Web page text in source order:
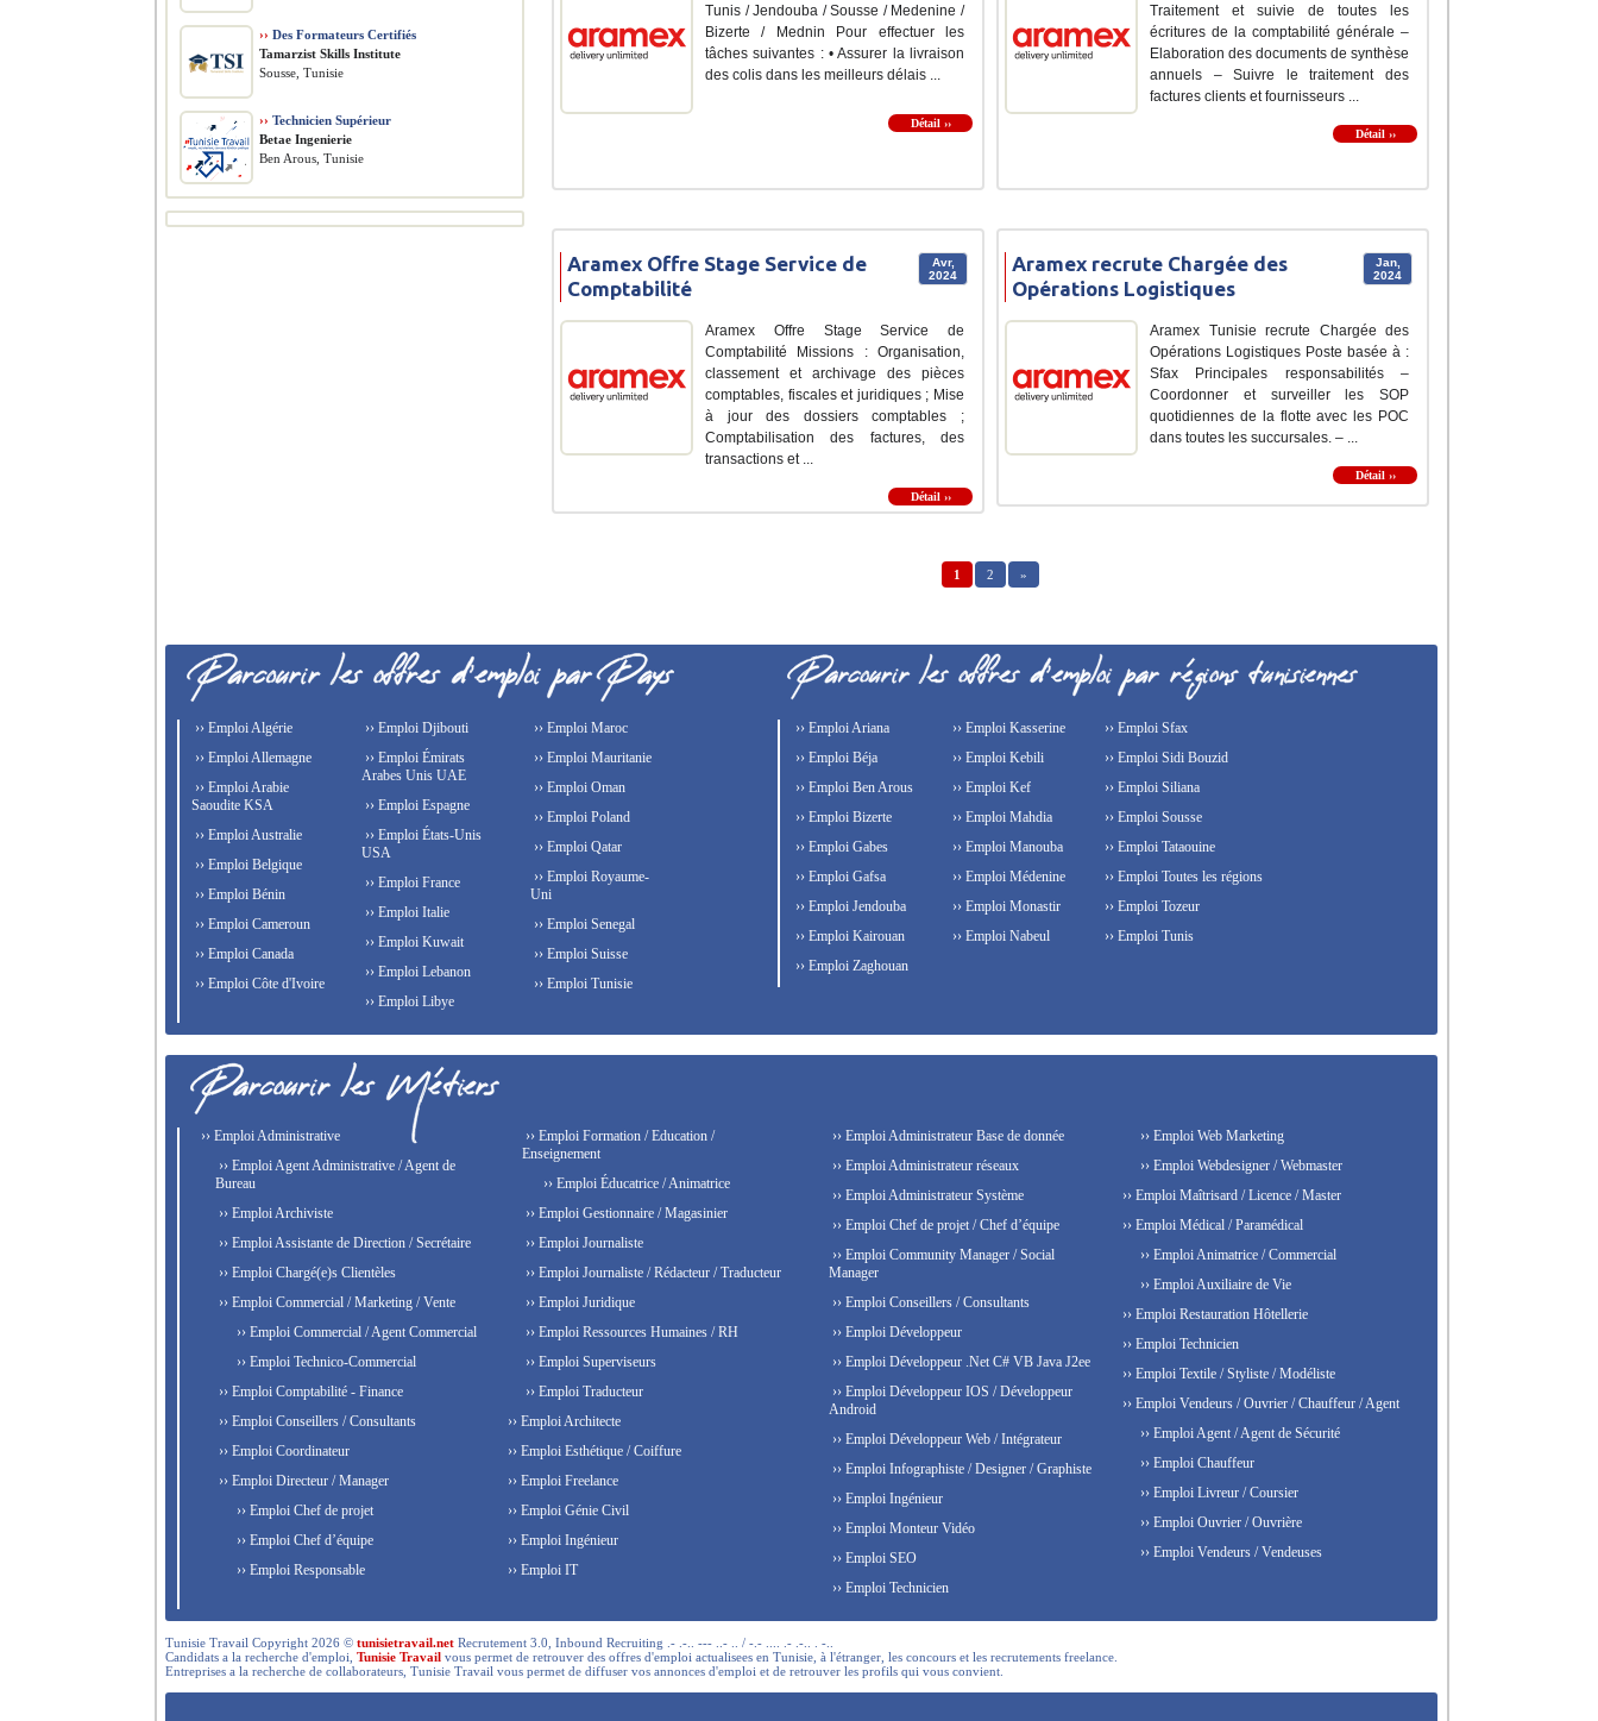
Tunis / Jendouba / Sousse / Medenine /
Bizerte / Mednin Pour effectuer les
tâches suivantes : • Assurer la livraison
des colis dans les meilleurs délais ...
Détail ››
Traitement et suivie de toutes les
écritures de la comptabilité générale –
Elaboration des documents de synthèse
annuels – Suivre le traitement des
factures clients et fournisseurs ...
Détail ››
Avr,
2024
Aramex Offre Stage Service de
Comptabilité
Aramex Offre Stage Service de
Comptabilité Missions : Organisation,
classement et archivage des pièces
comptables, fiscales et juridiques ; Mise
à jour des dossiers comptables ;
Comptabilisation des factures, des
transactions et ...
Détail ››
Jan,
2024
Aramex recrute Chargée des
Opérations Logistiques
Aramex Tunisie recrute Chargée des
Opérations Logistiques Poste basée à :
Sfax Principales responsabilités –
Coordonner et surveiller les SOP
quotidiennes de la flotte avec les POC
dans toutes les succursales. – ...
Détail ››
1 2 »
›› Des Formateurs Certifiés
Tamarzist Skills Institute
Sousse, Tunisie
›› Technicien Supérieur
Betae Ingenierie
Ben Arous, Tunisie
›› Emploi Algérie
›› Emploi Allemagne
›› Emploi Arabie
Saoudite KSA
›› Emploi Australie
›› Emploi Belgique
›› Emploi Bénin
›› Emploi Cameroun
›› Emploi Canada
›› Emploi Côte d'Ivoire
›› Emploi Djibouti
›› Emploi Émirats
Arabes Unis UAE
›› Emploi Espagne
›› Emploi États-Unis
USA
›› Emploi France
›› Emploi Italie
›› Emploi Kuwait
›› Emploi Lebanon
›› Emploi Libye
›› Emploi Maroc
›› Emploi Mauritanie
›› Emploi Oman
›› Emploi Poland
›› Emploi Qatar
›› Emploi Royaume-
Uni
›› Emploi Senegal
›› Emploi Suisse
›› Emploi Tunisie
›› Emploi Ariana
›› Emploi Béja
›› Emploi Ben Arous
›› Emploi Bizerte
›› Emploi Gabes
›› Emploi Gafsa
›› Emploi Jendouba
›› Emploi Kairouan
›› Emploi Kasserine
›› Emploi Kebili
›› Emploi Kef
›› Emploi Mahdia
›› Emploi Manouba
›› Emploi Médenine
›› Emploi Monastir
›› Emploi Nabeul
›› Emploi Sfax
›› Emploi Sidi Bouzid
›› Emploi Siliana
›› Emploi Sousse
›› Emploi Tataouine
›› Emploi Toutes les régions
›› Emploi Tozeur
›› Emploi Tunis
›› Emploi Zaghouan
›› Emploi Administrative
›› Emploi Agent Administrative / Agent de
Bureau
›› Emploi Archiviste
›› Emploi Assistante de Direction / Secrétaire
›› Emploi Chargé(e)s Clientèles
›› Emploi Commercial / Marketing / Vente
›› Emploi Commercial / Agent Commercial
›› Emploi Technico-Commercial
›› Emploi Comptabilité - Finance
›› Emploi Conseillers / Consultants
›› Emploi Coordinateur
›› Emploi Directeur / Manager
›› Emploi Chef de projet
›› Emploi Chef d’équipe
›› Emploi Responsable
›› Emploi Formation / Education /
Enseignement
›› Emploi Éducatrice / Animatrice
›› Emploi Gestionnaire / Magasinier
›› Emploi Journaliste
›› Emploi Journaliste / Rédacteur / Traducteur
›› Emploi Juridique
›› Emploi Ressources Humaines / RH
›› Emploi Superviseurs
›› Emploi Traducteur
›› Emploi Architecte
›› Emploi Esthétique / Coiffure
›› Emploi Freelance
›› Emploi Génie Civil
›› Emploi Ingénieur
›› Emploi IT
›› Emploi Administrateur Base de donnée
›› Emploi Administrateur réseaux
›› Emploi Administrateur Système
›› Emploi Chef de projet / Chef d’équipe
›› Emploi Community Manager / Social
Manager
›› Emploi Conseillers / Consultants
›› Emploi Développeur
›› Emploi Développeur .Net C# VB Java J2ee
›› Emploi Développeur IOS / Développeur
Android
›› Emploi Développeur Web / Intégrateur
›› Emploi Infographiste / Designer / Graphiste
›› Emploi Ingénieur
›› Emploi Monteur Vidéo
›› Emploi SEO
›› Emploi Technicien
›› Emploi Web Marketing
›› Emploi Webdesigner / Webmaster
›› Emploi Maîtrisard / Licence / Master
›› Emploi Médical / Paramédical
›› Emploi Animatrice / Commercial
›› Emploi Auxiliaire de Vie
›› Emploi Restauration Hôtellerie
›› Emploi Technicien
›› Emploi Textile / Styliste / Modéliste
›› Emploi Vendeurs / Ouvrier / Chauffeur / Agent
›› Emploi Agent / Agent de Sécurité
›› Emploi Chauffeur
›› Emploi Livreur / Coursier
›› Emploi Ouvrier / Ouvrière
›› Emploi Vendeurs / Vendeuses
Tunisie Travail Copyright 2026 © tunisietravail.net Recrutement 3.0, Inbound Recruiting .- .-.. --- ..- .. / -.- .... .- .-.. . -..
Candidats a la recherche d'emploi, Tunisie Travail vous permet de retrouver des offres d'emploi actualisees en Tunisie, à l'étranger, les concours et les recrutements freelance.
Entreprises a la recherche de collaborateurs, Tunisie Travail vous permet de diffuser vos annonces d'emploi et de retrouver les profils qui vous convient.